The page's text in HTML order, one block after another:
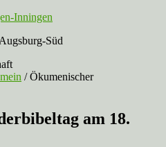
Inningen
Süd
/Ökumenischer
am 18.